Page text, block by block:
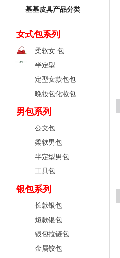
基基皮具产品分类
女式包系列
柔软女 包
半定型
定型女款包包
晚妆包化妆包
男包系列
公文包
柔软男包
半定型男包
工具包
银包系列
长款银包
短款银包
银包拉链包
金属铰包